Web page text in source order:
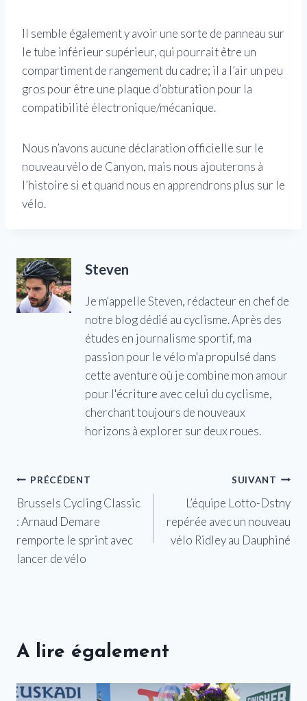
Il semble également y avoir une sorte de panneau sur
le tube inférieur supérieur, qui pourrait être un
compartiment de rangement du cadre; il a l’air un peu
gros pour être une plaque d’obturation pour la
compatibilité électronique/mécanique.
Nous n’avons aucune déclaration officielle sur le
nouveau vélo de Canyon, mais nous ajouterons à
l’histoire si et quand nous en apprendrons plus sur le
vélo.
Steven
Je m'appelle Steven, rédacteur en chef de
notre blog dédié au cyclisme. Après des
études en journalisme sportif, ma
passion pour le vélo m'a propulsé dans
cette aventure où je combine mon amour
pour l'écriture avec celui du cyclisme,
cherchant toujours de nouveaux
horizons à explorer sur deux roues.
Navigation
de
l’article
PRÉCÉDENT
Brussels Cycling Classic
: Arnaud Demare
remporte le sprint avec
lancer de vélo
SUIVANT
L’équipe Lotto-Dstny
repérée avec un nouveau
vélo Ridley au Dauphiné
A lire également